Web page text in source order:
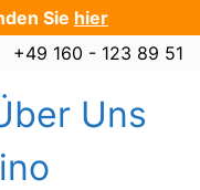
Sie hier
+49 160 - 123 89 51
Uns